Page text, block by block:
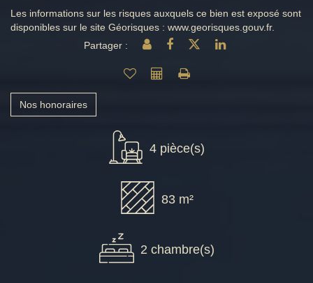
Les informations sur les risques auxquels ce bien est exposé sont
disponibles sur le site Géorisques : www.georisques.gouv.fr.
Partager :
Nos honoraires
4 pièce(s)
83 m²
2 chambre(s)